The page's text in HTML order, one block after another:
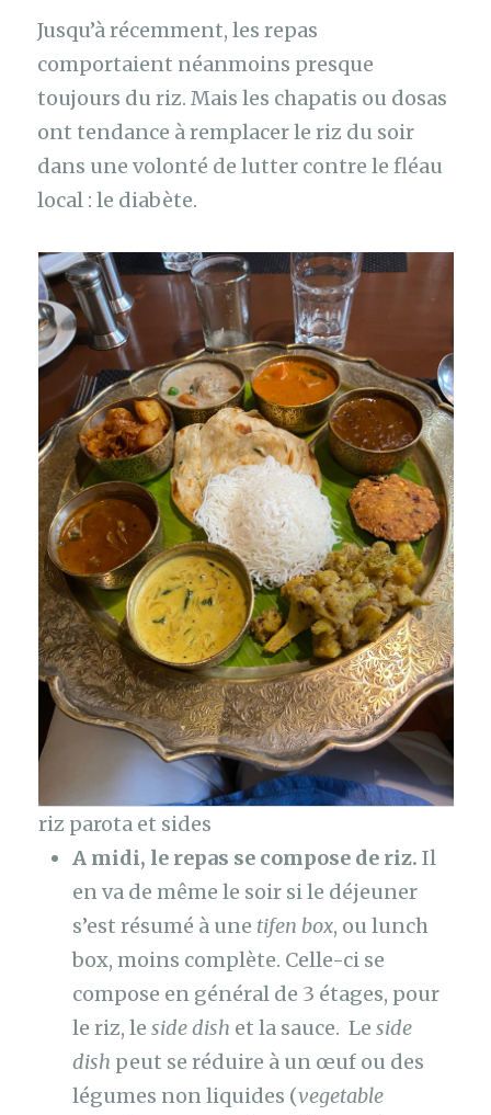
Jusqu’à récemment, les repas
comportaient néanmoins presque
toujours du riz. Mais les chapatis ou dosas
ont tendance à remplacer le riz du soir
dans une volonté de lutter contre le fléau
local : le diabète.
riz parota et sides
A midi, le repas se compose de riz. Il
en va de même le soir si le déjeuner
s’est résumé à une tifen box, ou lunch
box, moins complète. Celle-ci se
compose en général de 3 étages, pour
le riz, le side dish et la sauce. Le side
dish peut se réduire à un œuf ou des
légumes non liquides (vegetable